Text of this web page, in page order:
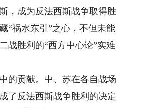
，成为反法西斯战争取得胜
“祸水东引”之心，不但未能
战胜利的“西方中心论”实难
的贡献。中、苏在各自战场
了反法西斯战争胜利的决定